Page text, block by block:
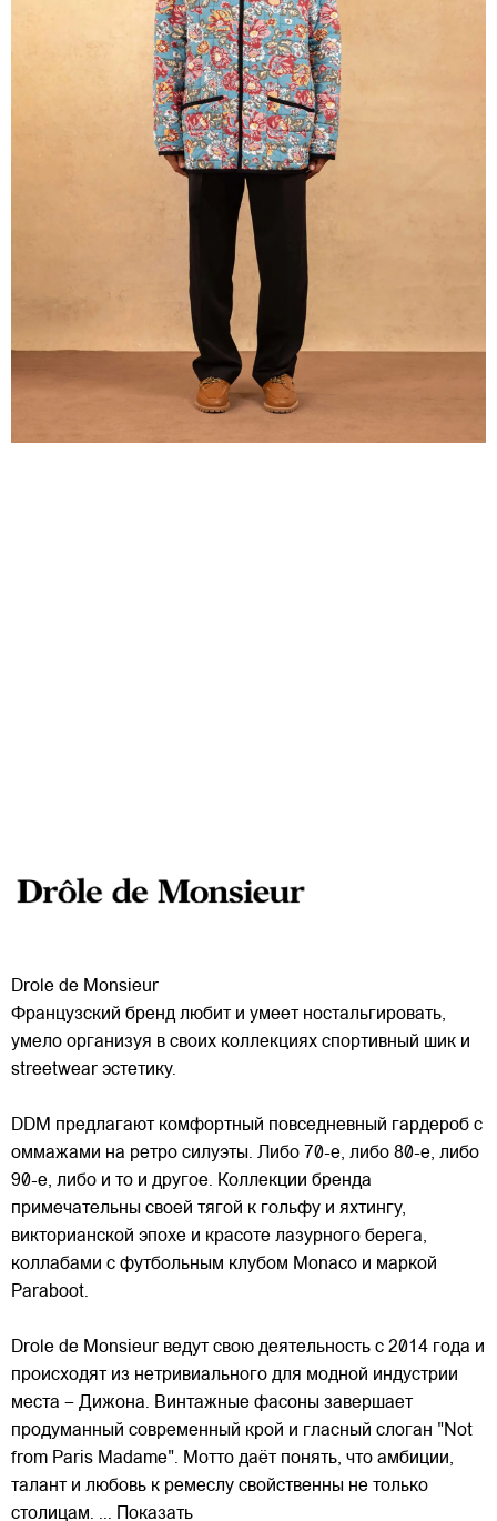
Drole de Monsieur
Французский бренд любит и умеет ностальгировать,
умело организуя в своих коллекциях спортивный шик и
streetwear эстетику.
DDM предлагают комфортный повседневный гардероб с
оммажами на ретро силуэты. Либо 70-е, либо 80-е, либо
90-е, либо и то и другое. Коллекции бренда
примечательны своей тягой к гольфу и яхтингу,
викторианской эпохе и красоте лазурного берега,
коллабами с футбольным клубом Monaco и маркой
Paraboot.
Drole de Monsieur ведут свою деятельность с 2014 года и
происходят из нетривиального для модной индустрии
места – Дижона. Винтажные фасоны завершает
продуманный современный крой и гласный слоган "Not
from Paris Madame". Мотто даёт понять, что амбиции,
талант и любовь к ремеслу свойственны не только
столицам. ... Показать